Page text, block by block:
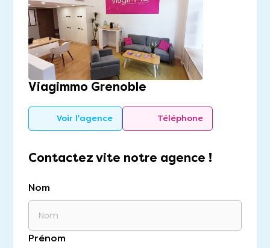
Viagimmo Grenoble
Voir l'agence Téléphone
Contactez vite notre agence !
Nom
Prénom